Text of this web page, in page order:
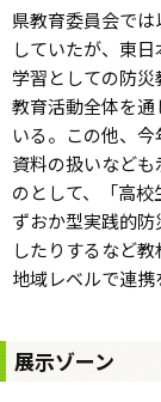
県教育委員会で
していたが、東
学習としての防
教育活動全体を
いる。この他、
資料の扱いなど
のとして、「高
ずおか型実践的
したりするなど
地域レベルで連携
展示ゾーン